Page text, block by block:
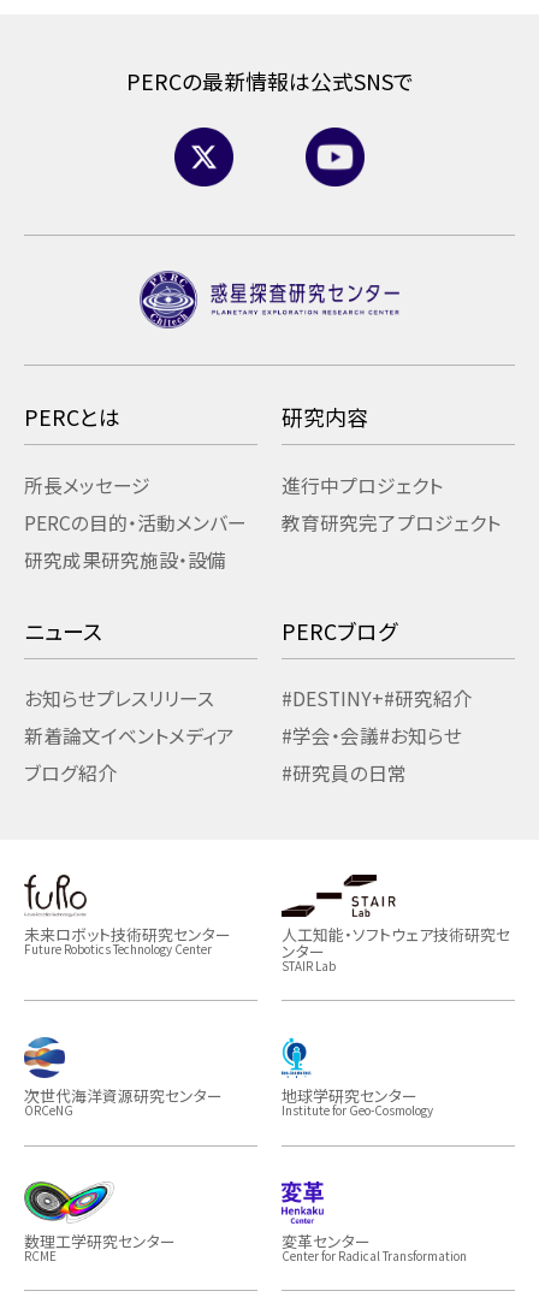
PERCの最新情報は公式SNSで
PERCとは
所長メッセージ
PERCの目的・活動メンバー
研究成果研究施設・設備
研究内容
進行中プロジェクト
教育研究完了プロジェクト
ニュース
お知らせプレスリリース
新着論文イベントメディア
ブログ紹介
PERCブログ
#DESTINY+#研究紹介
#学会・会議#お知らせ
#研究員の日常
未来ロボット技術研究センター
Future Robotics Technology Center
人工知能・ソフトウェア技術研究セ
ンター
STAIR Lab
次世代海洋資源研究センター
ORCeNG
地球学研究センター
Institute for Geo-Cosmology
数理工学研究センター
RCME
変革センター
Center for Radical Transformation